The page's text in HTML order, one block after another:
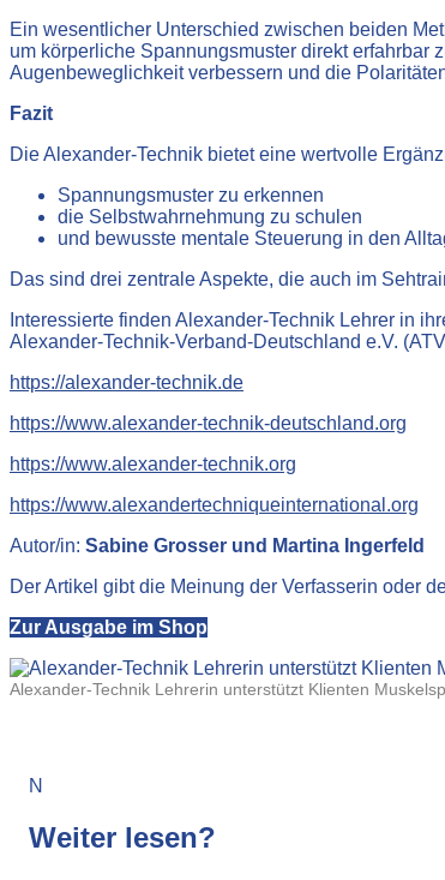
Ein wesentlicher Unterschied zwischen beiden
um körperliche Spannungsmuster direkt erfahrbar
Augenbeweglichkeit verbessern und die
Fazit
Die Alexander-Technik bietet eine wertvolle
Spannungsmuster zu erkennen
die Selbstwahrnehmung zu schulen
und bewusste mentale Steuerung in den
Das sind drei zentrale Aspekte, die auch im
Interessierte finden Alexander-Technik Lehrer in
Alexander-Technik-Verband-Deutschland e.V.
https://alexander-technik.de
https://www.alexander-technik-deutschland.org
https://www.alexander-technik.org
https://www.alexandertechniqueinternational.org
Autor/in: Sabine Grosser und Martina Ingerfeld
Der Artikel gibt die Meinung der Verfasserin oder
Zur Ausgabe im Shop
Alexander-Technik Lehrerin unterstützt Klienten
N
Weiter lesen?